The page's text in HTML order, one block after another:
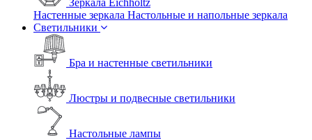
Зеркала Eichholtz
Настенные зеркала Настольные и напольные зеркала
Светильники
Бра и настенные светильники
Люстры и подвесные светильники
Настольные лампы